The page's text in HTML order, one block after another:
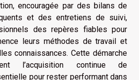
encouragée par des bilans de
et des entretiens de suivi,
des repères fiables pour
leurs méthodes de travail et
connaissances. Cette démarche
l’acquisition continue de
pour rester performant dans